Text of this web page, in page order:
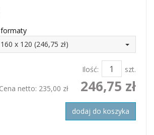
x 120 (246,75 zł)
Ilość:
szt.
Cena netto: 235,00 zł 246,75 zł
dodaj do koszyka